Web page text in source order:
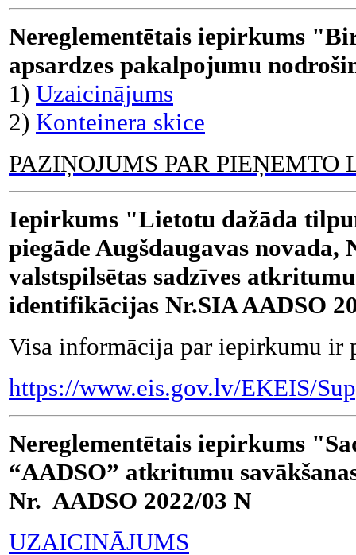
Nereglementētais iepirkums
apsardzes pakalpojumu
1) Uzaicinājums
2) Konteinera skice
PAZIŅOJUMS PAR
Iepirkums "Lietotu dažāda
piegāde Augšdaugavas novada,
valstspilsētas sadzīves
identifikācijas Nr.SIA AADSO
Visa informācija par iepirkumu ir
https://www.eis.gov.lv/EKEIS/
Nereglementētais iepirkums
“AADSO” atkritumu
Nr. AADSO 2022/03 N
UZAICINĀJUMS